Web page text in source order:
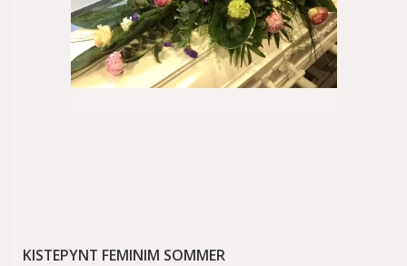
KISTEPYNT FEMINIM SOMMER